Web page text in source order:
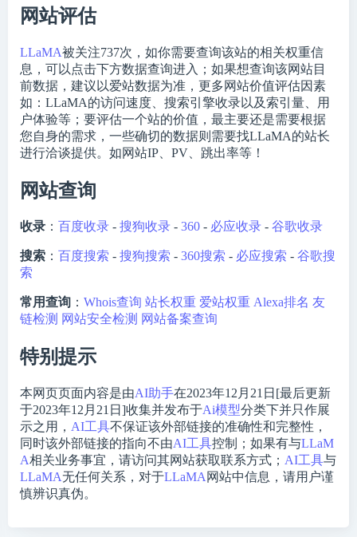
网站评估
LLaMA被关注737次，如你需要查询该站的相关权重信
息，可以点击下方数据查询进入；如果想查询该网站目
前数据，建议以爱站数据为准，更多网站价值评估因素
如：LLaMA的访问速度、搜索引擎收录以及索引量、用
户体验等；要评估一个站的价值，最主要还是需要根据
您自身的需求，一些确切的数据则需要找LLaMA的站长
进行洽谈提供。如网站IP、PV、跳出率等！
网站查询
收录 ： 百度收录 - 搜狗收录 - 360 - 必应收录 - 谷歌收录
搜索 ： 百度搜索 - 搜狗搜索 - 360搜索 - 必应搜索 - 谷歌搜
索
常用查询 ： Whois查询 站长权重 爱站权重 Alexa排名 友
链检测 网站安全检测 网站备案查询
特别提示
本网页页面内容是由AI助手在2023年12月21日[最后更新
于2023年12月21日]收集并发布于Ai模型分类下并只作展
示之用， AI工具不保证该外部链接的准确性和完整性，
同时该外部链接的指向不由AI工具控制；如果有与LLaM
A相关业务事宜，请访问其网站获取联系方式； AI工具与
LLaMA无任何关系，对于LLaMA 网站中信息，请用户谨
慎辨识真伪。